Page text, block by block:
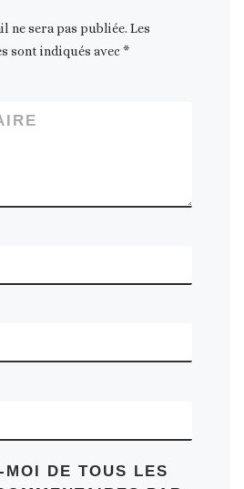
ne sera pas publiée. Les
sont indiqués avec*
MOI DE TOUS LES